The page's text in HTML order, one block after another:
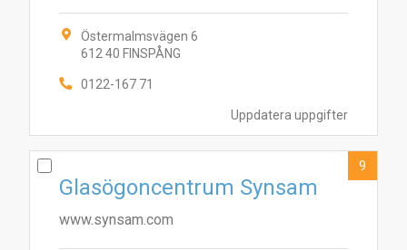
Uppdatera uppgifter
Östermalmsvägen 6
612 40 FINSPÅNG
0122-167 71
Glasögoncentrum Synsam
www.synsam.com
9